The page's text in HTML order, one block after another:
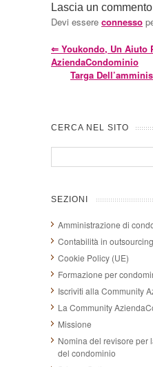
Lascia un commento
Devi essere connesso
⇐ Youkondo, Un Aiuto
AziendaCondominio
Targa
CERCA NEL SITO
SEZIONI
Amministrazione di
Contabilità in
Cookie Policy (UE)
Formazione per
Iscriviti alla Community
La Community
Missione
Nomina del revisore per
del condominio